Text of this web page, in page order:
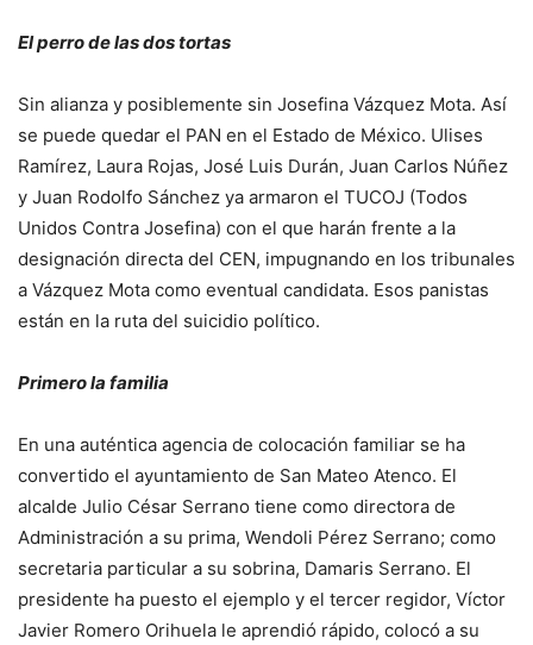
El perro de las dos tortas
Sin alianza y posiblemente sin Josefina Vázquez Mota. Así
se puede quedar el PAN en el Estado de México. Ulises
Ramírez, Laura Rojas, José Luis Durán, Juan Carlos Núñez
y Juan Rodolfo Sánchez ya armaron el TUCOJ (Todos
Unidos Contra Josefina) con el que harán frente a la
designación directa del CEN, impugnando en los tribunales
a Vázquez Mota como eventual candidata. Esos panistas
están en la ruta del suicidio político.
Primero la familia
En una auténtica agencia de colocación familiar se ha
convertido el ayuntamiento de San Mateo Atenco. El
alcalde Julio César Serrano tiene como directora de
Administración a su prima, Wendoli Pérez Serrano; como
secretaria particular a su sobrina, Damaris Serrano. El
presidente ha puesto el ejemplo y el tercer regidor, Víctor
Javier Romero Orihuela le aprendió rápido, colocó a su